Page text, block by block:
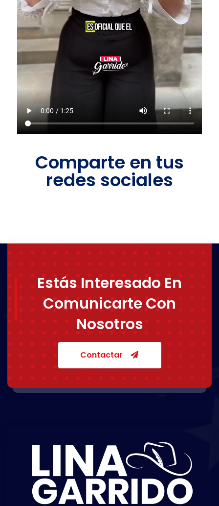
Comparte en tus
redes sociales
Estás Interesado En
Comunicarte Con
Nosotros
Contactar